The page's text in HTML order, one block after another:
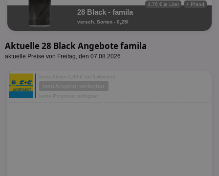
+ Pfand
4,76 € je Liter
28 Black - famila
versch. Sorten - 0,25l
Aktuelle 28 Black Angebote famila
aktuelle Preise von Freitag, den 07.08.2026
letzte Aktion 0,89 € vor 3 Wochen
kein Angebot verfügbar
keine Prognose verfügbar